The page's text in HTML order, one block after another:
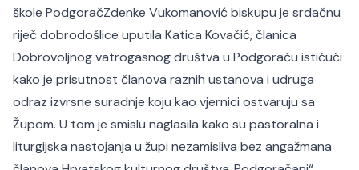
škole PodgoračZdenke Vukomanović biskupu je srdačnu
riječ dobrodošlice uputila Katica Kovačić, članica
Dobrovoljnog vatrogasnog društva u Podgoraču ističući
kako je prisutnost članova raznih ustanova i udruga
odraz izvrsne suradnje koju kao vjernici ostvaruju sa
Župom. U tom je smislu naglasila kako su pastoralna i
liturgijska nastojanja u župi nezamisliva bez angažmana